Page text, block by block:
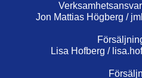
Jon Mattias Högberg /
Lisa Hofberg /